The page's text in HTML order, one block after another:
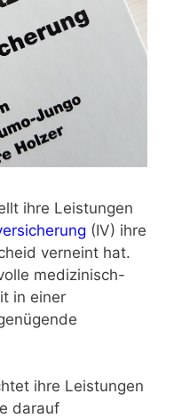
ihre Leistungen
(IV) ihre
verneint hat.
medizinisch-
in einer
ihre Leistungen
darauf